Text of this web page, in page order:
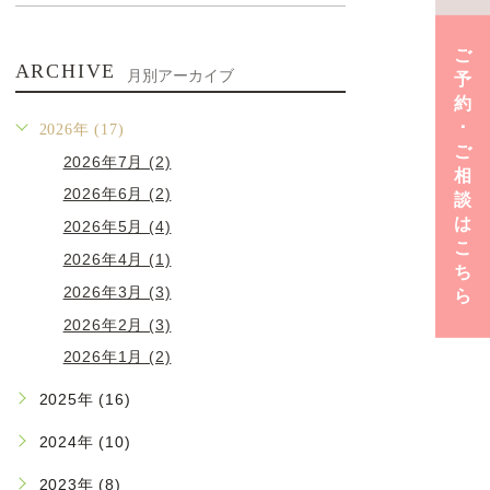
ご
予
約
･
ご
相
談
は
こ
ち
ら
ARCHIVE 月別アーカイブ
2026年 (17)
2026年7月 (2)
2026年6月 (2)
2026年5月 (4)
2026年4月 (1)
2026年3月 (3)
2026年2月 (3)
2026年1月 (2)
2025年 (16)
2024年 (10)
2023年 (8)